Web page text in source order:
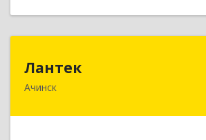
Лантек
Ачинск